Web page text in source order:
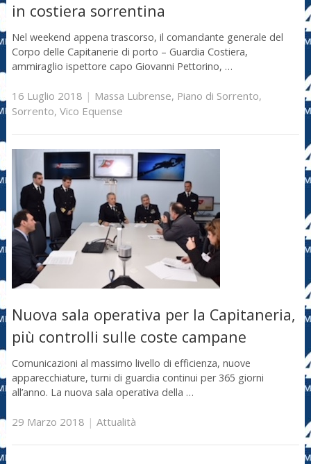
in costiera sorrentina
Nel weekend appena trascorso, il comandante generale del
Corpo delle Capitanerie di porto – Guardia Costiera,
ammiraglio ispettore capo Giovanni Pettorino, …
16 Luglio 2018 | Massa Lubrense, Piano di Sorrento,
Sorrento, Vico Equense
Nuova sala operativa per la Capitaneria,
più controlli sulle coste campane
Comunicazioni al massimo livello di efficienza, nuove
apparecchiature, turni di guardia continui per 365 giorni
all’anno. La nuova sala operativa della …
29 Marzo 2018 | Attualità